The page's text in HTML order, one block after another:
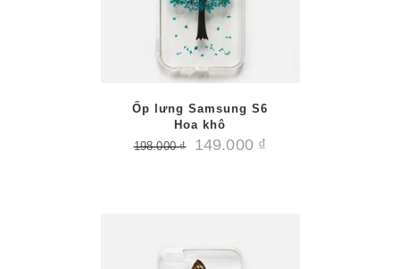
Ốp lưng Samsung S6
Hoa khô
198.000₫ 149.000 ₫